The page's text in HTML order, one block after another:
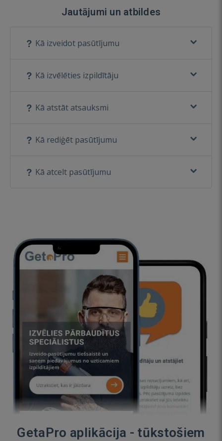
Jautājumi un atbildes
Kā izveidot pasūtījumu
Kā izvēlēties izpildītāju
Kā atstāt atsauksmi
Kā rediģēt pasūtījumu
Kā atcelt pasūtījumu
GetaPro aplikācija - tūkstošiem